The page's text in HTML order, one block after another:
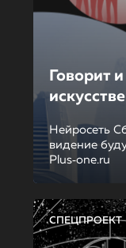
Говорит
Нейросеть
видение
Plus‑one.ru
СПЕЦПРОЕКТ